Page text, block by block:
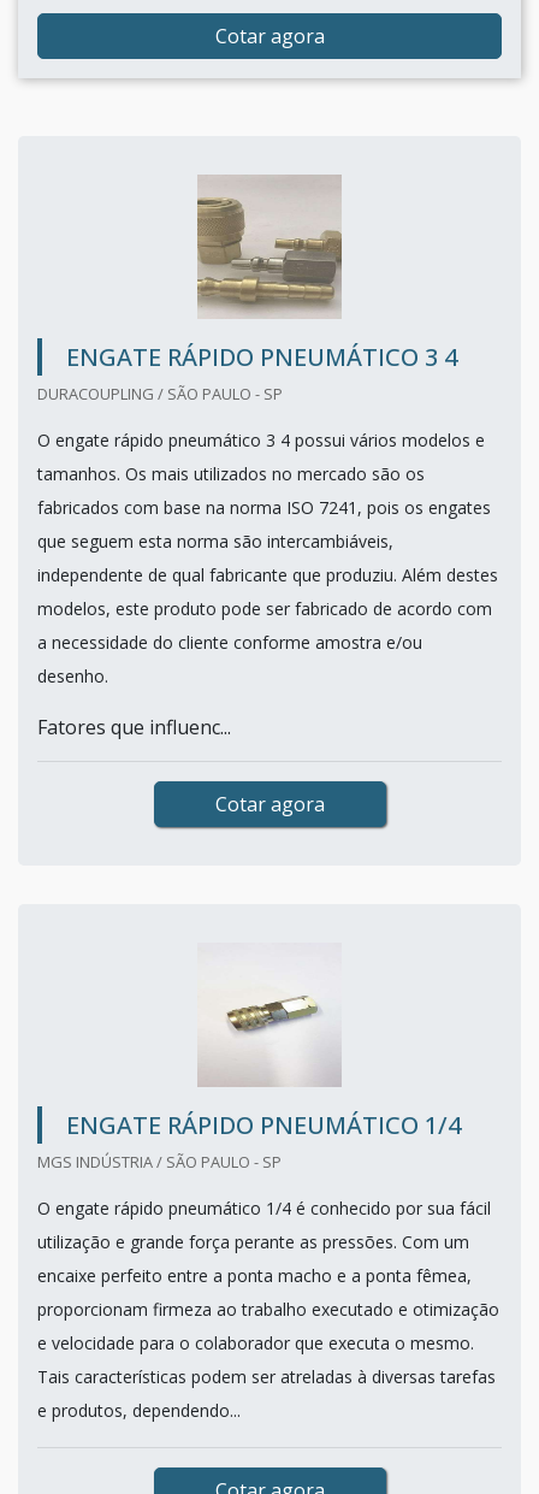
Cotar agora
ENGATE RÁPIDO PNEUMÁTICO 3 4
DURACOUPLING / SÃO PAULO - SP
O engate rápido pneumático 3 4 possui vários modelos e
tamanhos. Os mais utilizados no mercado são os
fabricados com base na norma ISO 7241, pois os engates
que seguem esta norma são intercambiáveis,
independente de qual fabricante que produziu. Além destes
modelos, este produto pode ser fabricado de acordo com
a necessidade do cliente conforme amostra e/ou
desenho.
Fatores que influenc...
Cotar agora
ENGATE RÁPIDO PNEUMÁTICO 1/4
MGS INDÚSTRIA / SÃO PAULO - SP
O engate rápido pneumático 1/4 é conhecido por sua fácil
utilização e grande força perante as pressões. Com um
encaixe perfeito entre a ponta macho e a ponta fêmea,
proporcionam firmeza ao trabalho executado e otimização
e velocidade para o colaborador que executa o mesmo.
Tais características podem ser atreladas à diversas tarefas
e produtos, dependendo...